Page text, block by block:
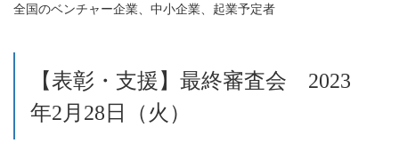
全国のベンチャー企業、中小企業、起業予定者
【表彰・支援】最終審査会 2023
年2月28日（火）